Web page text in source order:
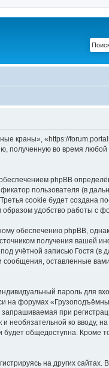
краны», «https://
полученную во время любой
phpBB
пользователя (в
cookie будет создана
удобство работы с
обеспечению phpBB,
получения вашей
учётной записью Гостя (в
оставленные
пароль для
на форумах
при
необязательной ко вводу,
общедоступна. Кроме
на других сайтах.